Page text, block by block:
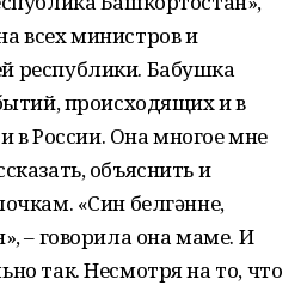
всех министров и
республики. Бабушка
происходящих и в
в России. Она многое мне
объяснить и
«Син белгәнне,
– говорила она маме. И
так. Несмотря на то, что